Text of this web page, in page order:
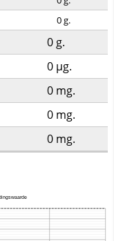
0g.
0 g.
0 µg.
0 mg.
0 mg.
0 mg.